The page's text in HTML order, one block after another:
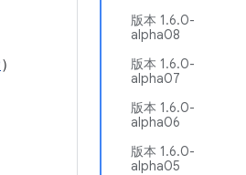
版本 1.6.0-
alpha08
版本 1.6.0-
alpha07
版本 1.6.0-
alpha06
版本 1.6.0-
alpha05
）